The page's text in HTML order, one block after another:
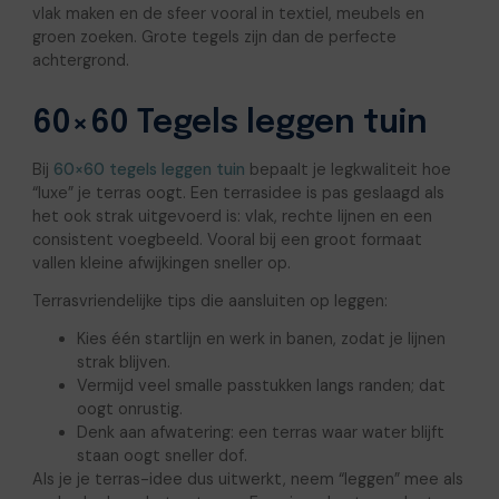
vlak maken en de sfeer vooral in textiel, meubels en
groen zoeken. Grote tegels zijn dan de perfecte
achtergrond.
60×60 Tegels leggen tuin
Bij 60×60 tegels leggen tuin bepaalt je legkwaliteit hoe
“luxe” je terras oogt. Een terrasidee is pas geslaagd als
het ook strak uitgevoerd is: vlak, rechte lijnen en een
consistent voegbeeld. Vooral bij een groot formaat
vallen kleine afwijkingen sneller op.
Terrasvriendelijke tips die aansluiten op leggen:
Kies één startlijn en werk in banen, zodat je lijnen
strak blijven.
Vermijd veel smalle passtukken langs randen; dat
oogt onrustig.
Denk aan afwatering: een terras waar water blijft
staan oogt sneller dof.
Als je je terras-idee dus uitwerkt, neem “leggen” mee als